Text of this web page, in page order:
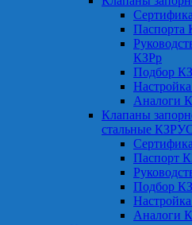
Паспорта
КЗРр
Подбор
Аналоги
Клапаны
стальные
Паспорт
Подбор
Аналоги